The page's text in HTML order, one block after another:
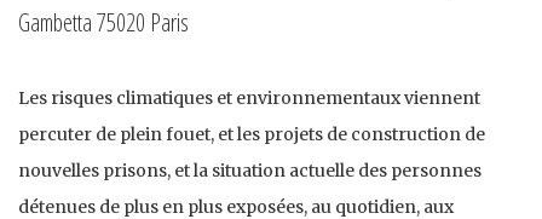
Gambetta 75020 Paris
Les risques climatiques et environnementaux viennent
percuter de plein fouet, et les projets de construction de
nouvelles prisons, et la situation actuelle des personnes
détenues de plus en plus exposées, au quotidien, aux